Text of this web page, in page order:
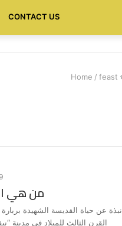
CONTACT US
/ feast
من هي
نبذة عن حياة القديسة الشهيدة
القرن الثالث للميلاد في مدينة